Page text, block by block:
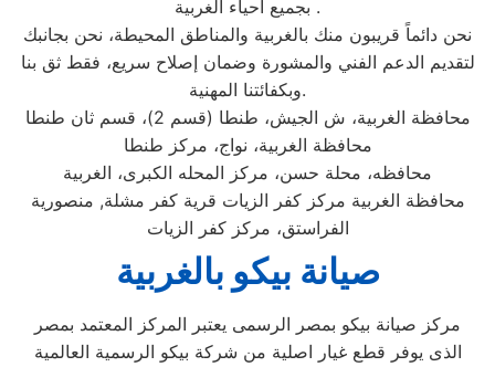
بجميع احياء الغربية .
نحن دائماً قريبون منك بالغربية والمناطق المحيطة، نحن بجانبك
لتقديم الدعم الفني والمشورة وضمان إصلاح سريع، فقط ثق بنا
وبكفائتنا المهنية.
محافظة الغربية، ش الجيش، طنطا (قسم 2)، قسم ثان طنطا
محافظة الغربية، نواج، مركز طنطا
محافظه، محلة حسن، مركز المحله الكبرى، الغربية
محافظة الغربية مركز كفر الزيات قرية كفر مشلة, منصورية
الفراستق، مركز كفر الزيات
صيانة بيكو بالغربية
مركز صيانة بيكو بمصر الرسمى يعتبر المركز المعتمد بمصر
الذى يوفر قطع غيار اصلية من شركة بيكو الرسمية العالمية